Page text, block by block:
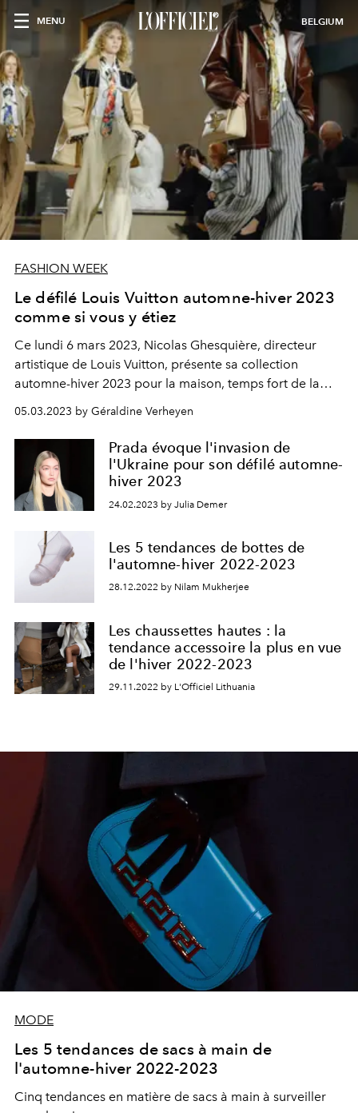
MENU BELGIUM
FASHION WEEK
Le défilé Louis Vuitton automne-hiver 2023
comme si vous y étiez
Ce lundi 6 mars 2023, Nicolas Ghesquière, directeur
artistique de Louis Vuitton, présente sa collection
automne-hiver 2023 pour la maison, temps fort de la
Fashion Week de Paris à ne pas manquer. L'OFFICIEL
Belgique vous propose de la découvrir en direct à partir
de 14h30.
05.03.2023 by Géraldine Verheyen
Prada évoque l'invasion de
l'Ukraine pour son défilé automne-
hiver 2023
24.02.2023 by Julia Demer
Les 5 tendances de bottes de
l'automne-hiver 2022-2023
28.12.2022 by Nilam Mukherjee
Les chaussettes hautes : la
tendance accessoire la plus en vue
de l'hiver 2022-2023
29.11.2022 by L'Officiel Lithuania
MODE
Les 5 tendances de sacs à main de
l'automne-hiver 2022-2023
Cinq tendances en matière de sacs à main à surveiller